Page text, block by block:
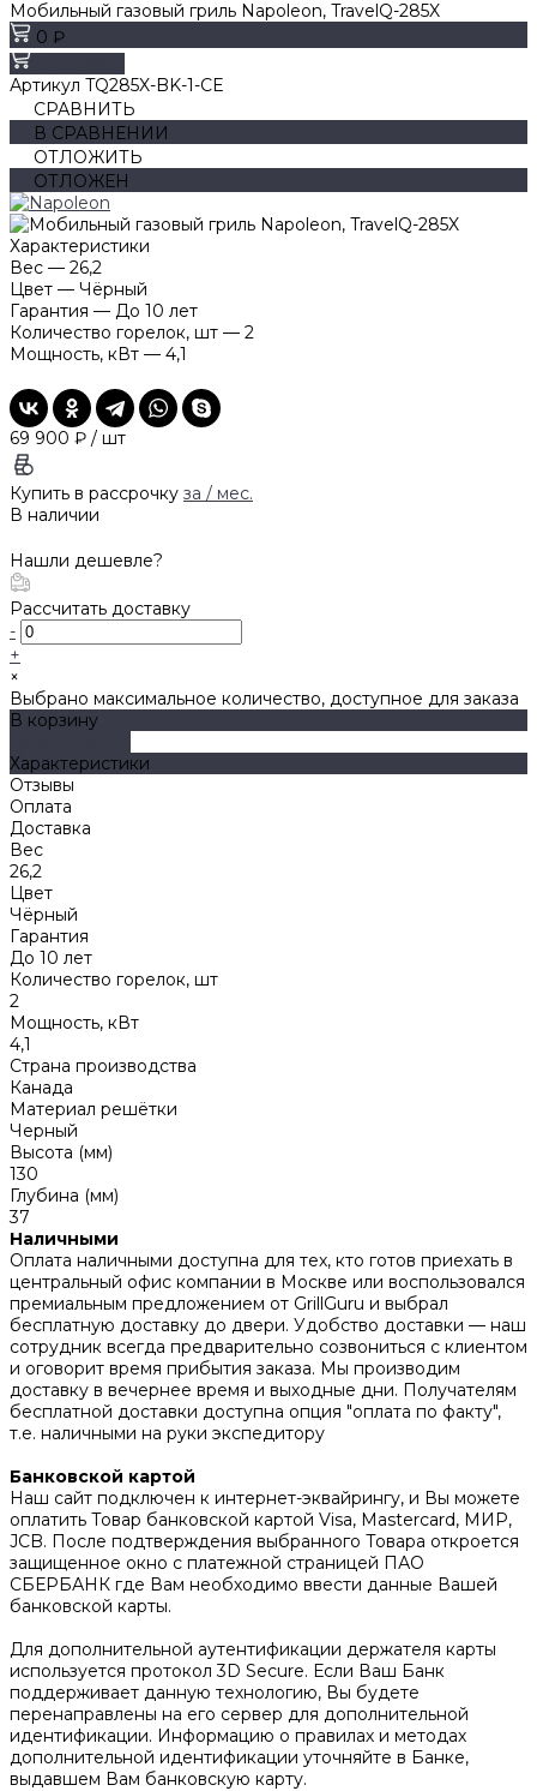
Мобильный газовый гриль Napoleon, TravelQ-285X
0 ₽
Артикул TQ285X-BK-1-CE
СРАВНИТЬ
В СРАВНЕНИИ
ОТЛОЖИТЬ
ОТЛОЖЕН
Характеристики
Вес — 26,2
Цвет — Чёрный
Гарантия — До 10 лет
Количество горелок, шт — 2
Мощность, кВт — 4,1
69 900 ₽ / шт
Купить в рассрочку за / мес.
В наличии
Нашли дешевле?
Рассчитать доставку
-
+
×
Выбрано максимальное количество, доступное для заказа
В корзину
Характеристики
Отзывы
Оплата
Доставка
Вес
26,2
Цвет
Чёрный
Гарантия
До 10 лет
Количество горелок, шт
2
Мощность, кВт
4,1
Страна производства
Канада
Материал решётки
Черный
Высота (мм)
130
Глубина (мм)
37
Наличными
Оплата наличными доступна для тех, кто готов приехать в
центральный офис компании в Москве или воспользовался
премиальным предложением от GrillGuru и выбрал
бесплатную доставку до двери. Удобство доставки — наш
сотрудник всегда предварительно созвониться с клиентом
и оговорит время прибытия заказа. Мы производим
доставку в вечернее время и выходные дни. Получателям
бесплатной доставки доступна опция "оплата по факту",
т.е. наличными на руки экспедитору
Банковской картой
Наш сайт подключен к интернет-эквайрингу, и Вы можете
оплатить Товар банковской картой Visa, Mastercard, МИР,
JCB. После подтверждения выбранного Товара откроется
защищенное окно с платежной страницей ПАО
СБЕРБАНК где Вам необходимо ввести данные Вашей
банковской карты.
Для дополнительной аутентификации держателя карты
используется протокол 3D Secure. Если Ваш Банк
поддерживает данную технологию, Вы будете
перенаправлены на его сервер для дополнительной
идентификации. Информацию о правилах и методах
дополнительной идентификации уточняйте в Банке,
выдавшем Вам банковскую карту.